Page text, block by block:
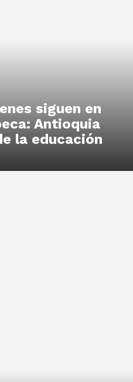
siguen en
Antioquia
la educación